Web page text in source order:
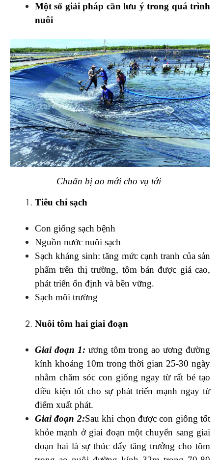
Một số giải pháp cần lưu ý trong quá trình
nuôi
Chuẩn bị ao mới cho vụ tới
Tiêu chí sạch
Con giống sạch bệnh
Nguồn nước nuôi sạch
Sạch kháng sinh: tăng mức cạnh tranh của sản
phẩm trên thị trường, tôm bán được giá cao,
phát triển ổn định và bền vững.
Sạch môi trường
Nuôi tôm hai giai đoạn
Giai đoạn 1: ương tôm trong ao ương đường
kính khoảng 10m trong thời gian 25-30 ngày
nhằm chăm sóc con giống ngay từ rất bé tạo
điều kiện tốt cho sự phát triển mạnh ngay từ
điểm xuất phát.
Giai đoạn 2:Sau khi chọn được con giống tốt
khỏe mạnh ở giai đoạn một chuyển sang giai
đoạn hai là sự thúc đẩy tăng trưởng cho tôm